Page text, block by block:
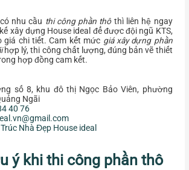
nhu cầu thi công phần thôthì liên hệ ngay
xây dựng House ideal để được đội ngũ KTS,
giá chi tiết. Cam kết mức giá xây dựng phần
hợp lý, thi công chất lượng, đúng bản vẽ thiết
hợp đồng cam kết.
số 8, khu đô thị Ngọc Bảo Viên, phường
Ngãi
40 76
Nhà Đẹp House ideal
ý khi thi công phần thô